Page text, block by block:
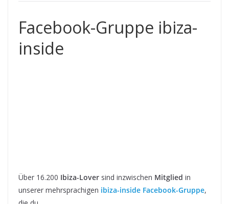
Facebook-Gruppe ibiza-
inside
Über 16.200 Ibiza-Lover sind inzwischen Mitglied in
unserer mehrsprachigen ibiza-inside Facebook-Gruppe,